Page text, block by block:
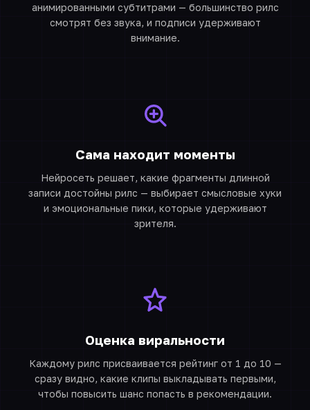
анимированными субтитрами — большинство рилс
смотрят без звука, и подписи удерживают
внимание.
Сама находит моменты
Нейросеть решает, какие фрагменты длинной
записи достойны рилс — выбирает смысловые хуки
и эмоциональные пики, которые удерживают
зрителя.
Оценка виральности
Каждому рилс присваивается рейтинг от 1 до 10 —
сразу видно, какие клипы выкладывать первыми,
чтобы повысить шанс попасть в рекомендации.